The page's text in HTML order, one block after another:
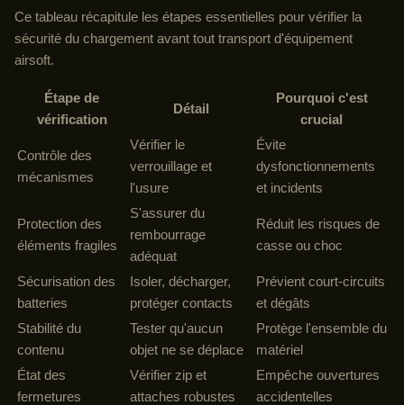
Ce tableau récapitule les étapes essentielles pour vérifier la
sécurité du chargement avant tout transport d'équipement
airsoft.
Étape de
vérification
Détail
Pourquoi c'est
crucial
Contrôle des
mécanismes
Vérifier le
verrouillage et
l'usure
Évite
dysfonctionnements
et incidents
Protection des
éléments fragiles
S'assurer du
rembourrage
adéquat
Réduit les risques de
casse ou choc
Sécurisation des
batteries
Isoler, décharger,
protéger contacts
Prévient court-circuits
et dégâts
Stabilité du
contenu
Tester qu'aucun
objet ne se déplace
Protège l'ensemble du
matériel
État des
fermetures
Vérifier zip et
attaches robustes
Empêche ouvertures
accidentelles